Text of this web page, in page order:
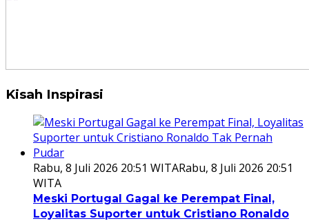
Kisah Inspirasi
Rabu, 8 Juli 2026 20:51 WITARabu, 8 Juli 2026 20:51
WITA
Meski Portugal Gagal ke Perempat Final,
Loyalitas Suporter untuk Cristiano Ronaldo